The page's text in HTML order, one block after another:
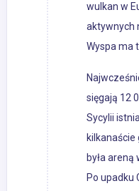
wulkan w
aktywnych
Wyspa ma
sięgają 12
Sycylii
była
Po upadku